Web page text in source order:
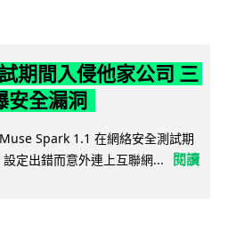
期間入侵他家公司 三
安全漏洞
Spark 1.1 在網絡安全測試期
定出錯而意外連上互聯網...
閱讀